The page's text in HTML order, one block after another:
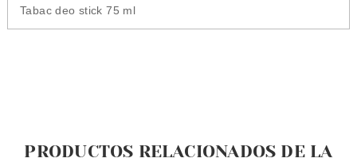
Tabac deo stick 75 ml
PRODUCTOS RELACIONADOS DE LA